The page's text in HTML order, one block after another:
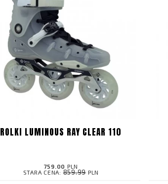
ROLKI LUMINOUS RAY CLEAR 110
759.00 PLN
STARA CENA:859.99PLN